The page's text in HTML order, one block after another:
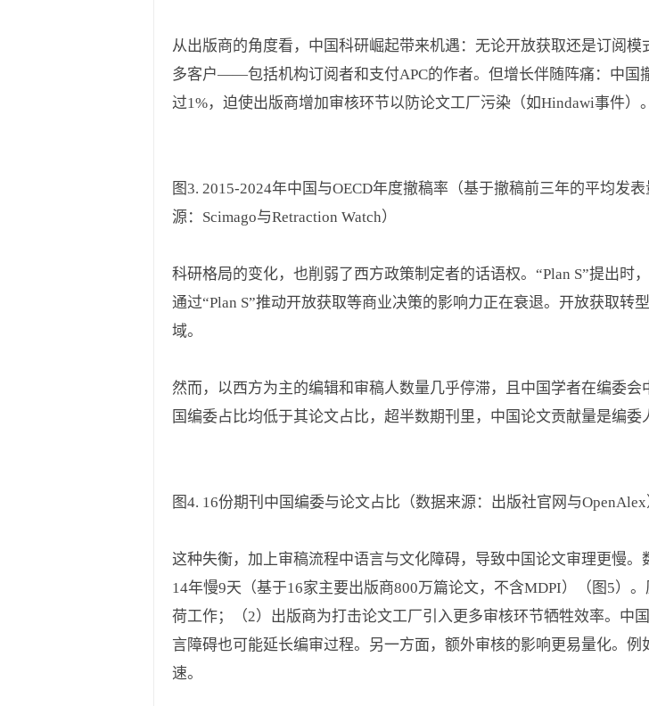
从出版商的角度看，中国科研崛起带来机遇：无论开放获取还是订阅
多客户——包括机构订阅者和支付APC的作者。但增长伴随阵痛：中国
过1%，迫使出版商增加审核环节以防论文工厂污染（如Hindawi事件）。
图3. 2015-2024年中国与OECD年度撤稿率（基于撤稿前三年的平均发
源：Scimago与Retraction Watch）
科研格局的变化，也削弱了西方政策制定者的话语权。“Plan S”提出时
通过“Plan S”推动开放获取等商业决策的影响力正在衰退。开放获取
域。
然而，以西方为主的编辑和审稿人数量几乎停滞，且中国学者在编委
国编委占比均低于其论文占比，超半数期刊里，中国论文贡献量是编委
图4. 16份期刊中国编委与论文占比（数据来源：出版社官网与OpenAlex
这种失衡，加上审稿流程中语言与文化障碍，导致中国论文审理更慢
14年慢9天（基于16家主要出版商800万篇论文，不含MDPI）（图5）
荷工作；（2）出版商为打击论文工厂引入更多审核环节牺牲效率。中
言障碍也可能延长编审过程。另一方面，额外审核的影响更易量化。
速。